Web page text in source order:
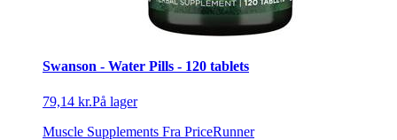
Swanson - Water Pills - 120 tablets
79,14 kr.På lager
Muscle Supplements Fra PriceRunner